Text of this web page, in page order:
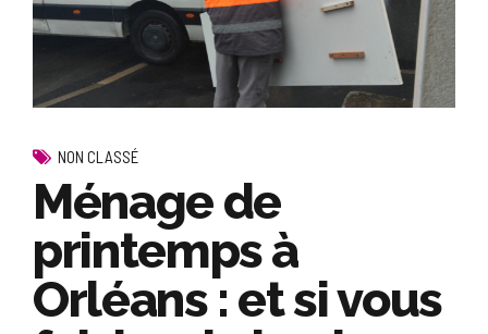
NON CLASSÉ
Ménage de
printemps à
Orléans : et si vous